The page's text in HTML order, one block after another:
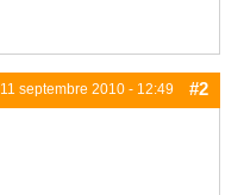
11 septembre 2010 - 12:49 #2